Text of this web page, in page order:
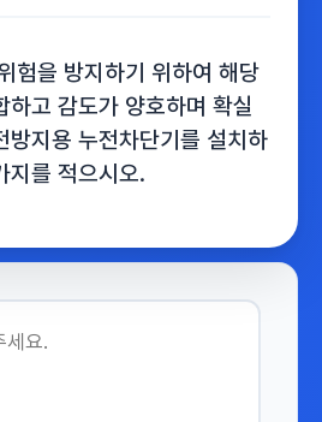
험을 방지하기 위하여 해당
하고 감도가 양호하며 확실
방지용 누전차단기를 설치하
지를 적으시오.